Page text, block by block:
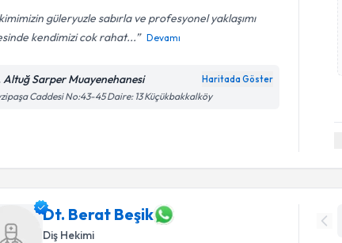
güleryuzle sabırla ve profesyonel yaklaşımı
kendimizi cok rahat...
Devamı
Altuğ Sarper Muayenehanesi Haritada Göster
Caddesi No:43-45 Daire: 13 Küçükbakkalköy
Dt. Berat Beşik
Diş Hekimi